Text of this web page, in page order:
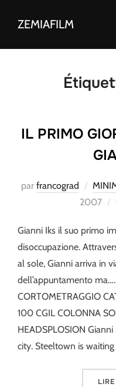
ZEMIAFILM
IL PRIMO
par francograd
2007
Gianni Iks il suo primo
disoccupazione.
al sole, Gianni arriva in
dell’appuntamento
CORTOMETRAGGIO
100 CGIL COLONNA
HEADSPLOSION
city. Steeltown is